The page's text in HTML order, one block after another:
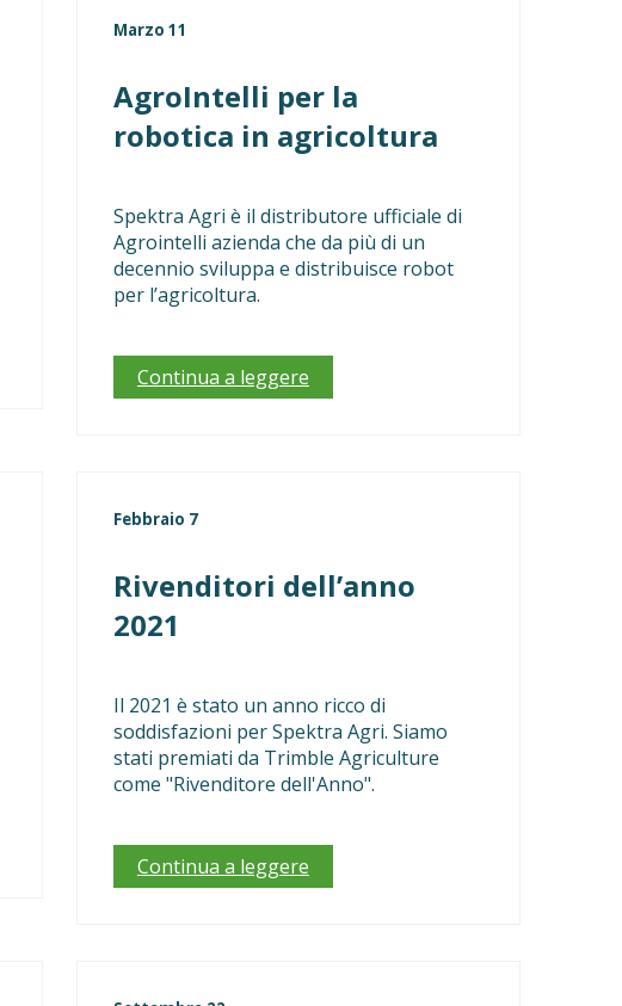
Marzo 11
AgroIntelli per la
robotica in agricoltura
Spektra Agri è il distributore ufficiale di
Agrointelli azienda che da più di un
decennio sviluppa e distribuisce robot
per l’agricoltura.
Continua a leggere
Febbraio 7
Rivenditori dell’anno
2021
Il 2021 è stato un anno ricco di
soddisfazioni per Spektra Agri. Siamo
stati premiati da Trimble Agriculture
come "Rivenditore dell'Anno".
Continua a leggere